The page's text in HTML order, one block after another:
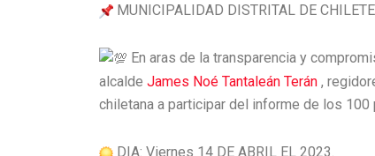
MUNICIPALIDAD DISTRITAL DE
En aras de la transparencia y
alcalde James Noé Tantaleán Terán ,
chiletana a participar del informe de los
DIA: Viernes 14 DE ABRIL EL 2023.